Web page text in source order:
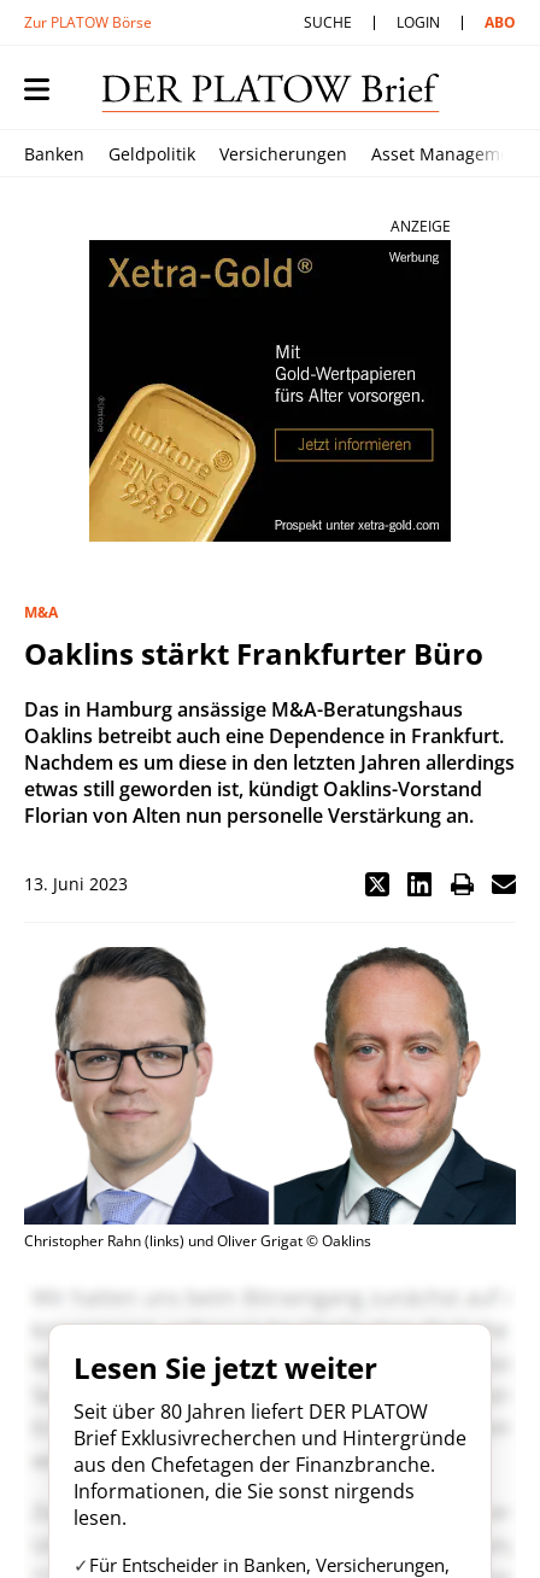
Zur PLATOW Börse SUCHE LOGIN ABO
Banken Geldpolitik Versicherungen Asset Management
ANZEIGE
M&A
Oaklins stärkt Frankfurter Büro
Das in Hamburg ansässige M&A-Beratungshaus
Oaklins betreibt auch eine Dependence in Frankfurt.
Nachdem es um diese in den letzten Jahren allerdings
etwas still geworden ist, kündigt Oaklins-Vorstand
Florian von Alten nun personelle Verstärkung an.
13. Juni 2023
Christopher Rahn (links) und Oliver Grigat © Oaklins
Lesen Sie jetzt weiter
Seit über 80 Jahren liefert DER PLATOW
Brief Exklusivrecherchen und Hintergründe
aus den Chefetagen der Finanzbranche.
Informationen, die Sie sonst nirgends
lesen.
Für Entscheider in Banken, Versicherungen,